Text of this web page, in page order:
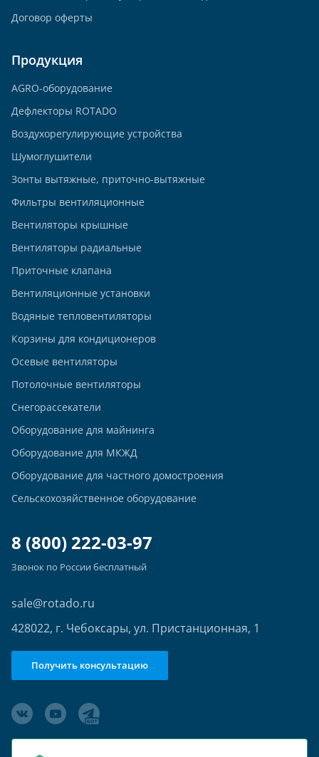
Продукция
AGRO-оборудование
Дефлекторы ROTADO
Воздухорегулирующие устройства
Шумоглушители
Зонты вытяжные, приточно-вытяжные
Фильтры вентиляционные
Вентиляторы крышные
Вентиляторы радиальные
Приточные клапана
Вентиляционные установки
Водяные тепловентиляторы
Корзины для кондиционеров
Осевые вентиляторы
Потолочные вентиляторы
Снегорассекатели
Оборудование для майнинга
Оборудование для МКЖД
Оборудование для частного домостроения
Сельскохозяйственное оборудование
Договор оферты
8 (800) 222-03-97
Звонок по России бесплатный
sale@rotado.ru
428022, г. Чебоксары, ул. Пристанционная, 1
Получить консультацию